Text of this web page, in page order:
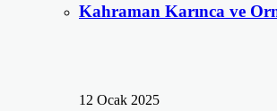
Kahraman Karınca ve
12 Ocak 2025